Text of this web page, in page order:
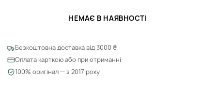
НЕМАЄ В НАЯВНОСТІ
Безкоштовна доставка від 3000 ₴
Оплата карткою або при отриманні
100% оригінал — з 2017 року